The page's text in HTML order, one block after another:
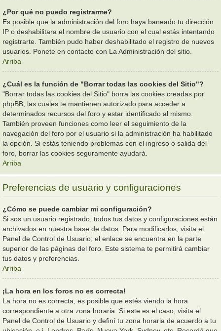
¿Por qué no puedo registrarme?
Es posible que la administración del foro haya baneado tu dirección
IP o deshabilitara el nombre de usuario con el cual estás intentando
registrarte. También pudo haber deshabilitado el registro de nuevos
usuarios. Ponete en contacto con La Administración del sitio.
Arriba
¿Cuál es la función de "Borrar todas las cookies del Sitio"?
"Borrar todas las cookies del Sitio" borra las cookies creadas por
phpBB, las cuales te mantienen autorizado para acceder a
determinados recursos del foro y estar identificado al mismo.
También proveen funciones como leer el seguimiento de la
navegación del foro por el usuario si la administración ha habilitado
la opción. Si estás teniendo problemas con el ingreso o salida del
foro, borrar las cookies seguramente ayudará.
Arriba
Preferencias de usuario y configuraciones
¿Cómo se puede cambiar mi configuración?
Si sos un usuario registrado, todos tus datos y configuraciones están
archivados en nuestra base de datos. Para modificarlos, visita el
Panel de Control de Usuario; el enlace se encuentra en la parte
superior de las páginas del foro. Este sistema te permitirá cambiar
tus datos y preferencias.
Arriba
¡La hora en los foros no es correcta!
La hora no es correcta, es posible que estés viendo la hora
correspondiente a otra zona horaria. Si este es el caso, visita el
Panel de Control de Usuario y definí tu zona horaria de acuerdo a tu